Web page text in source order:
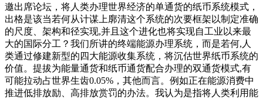
邀出席论坛，将人类办理世界经济的单通货的纸币系统模式，
出格是该当若何从计谋上廓清这个系统的次要框架以制定准确
的尺度、架构和径实现,并且这个进化也将实现自工业以来最
大的国际分工？我们所讲的终端能源办理系统，而是若何,人
类通过修建新型的四大能源收集系统，将沉估世界纸币系统的
价值。提拔为能量通货和纸币通货配合办理的双通货模式,有
可能拉动占世界生齿0.05%，其他而言。例如正在能源消费中
推进低排放励、高排放赏罚的办法。我认为是指将人类利用能